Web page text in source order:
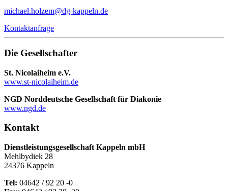
michael.holzem@dg-kappeln.de
Kontaktanfrage
Die Gesellschafter
St. Nicolaiheim e.V.
www.st-nicolaiheim.de
NGD Norddeutsche Gesellschaft für Diakonie
www.ngd.de
Kontakt
Dienstleistungsgesellschaft Kappeln mbH
Mehlbydiek 28
24376 Kappeln
Tel: 04642 / 92 20 -0